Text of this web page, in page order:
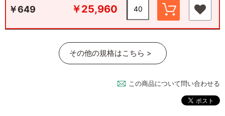
￥649 ￥25,960
その他の規格はこちら >
この商品について問い合わせる